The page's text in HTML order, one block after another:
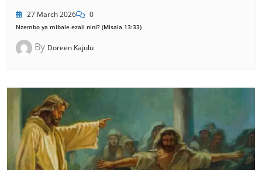
27 March 2026 0
Nzembo ya mibale ezali nini? (Misala 13:33)
By Doreen Kajulu